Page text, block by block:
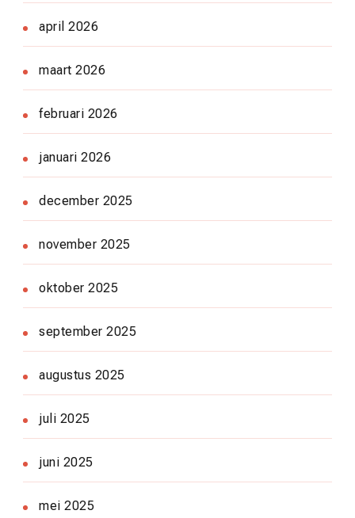
april 2026
maart 2026
februari 2026
januari 2026
december 2025
november 2025
oktober 2025
september 2025
augustus 2025
juli 2025
juni 2025
mei 2025